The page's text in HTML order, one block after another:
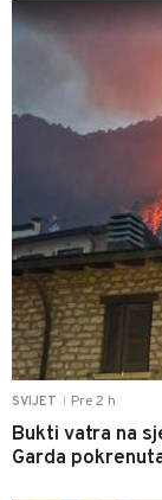
SVIJET Pre 2 h
Bukti vatra na
Garda